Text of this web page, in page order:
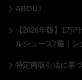
ABOUT
【2026年版】1万
ルシューズ7選｜
特定商取引法に基